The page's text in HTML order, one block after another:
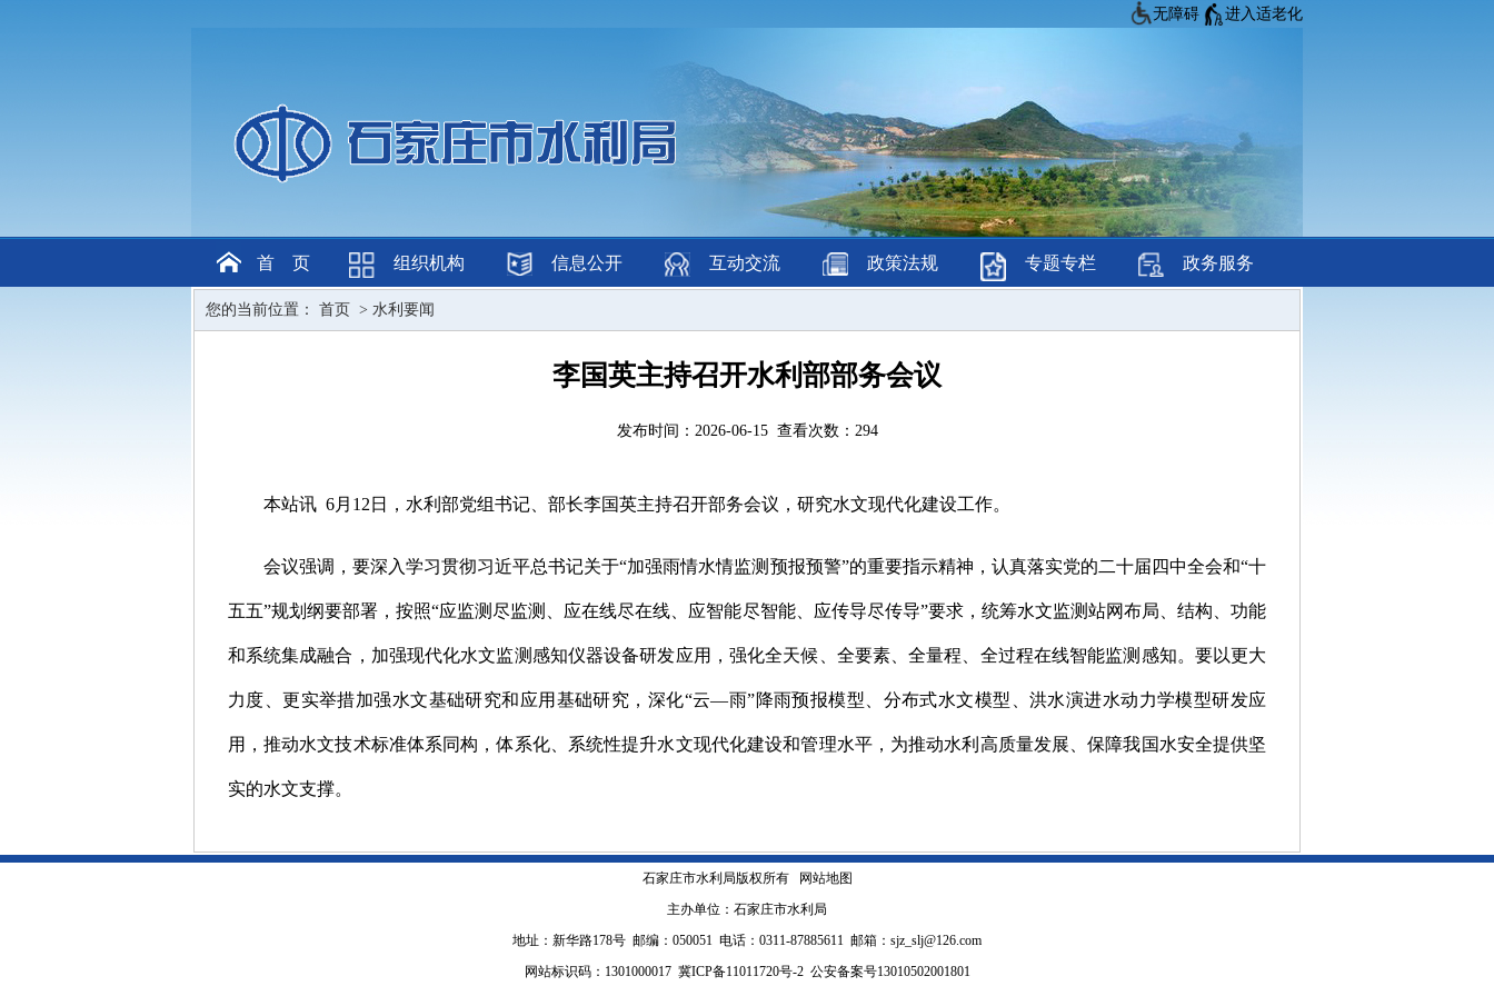
无障碍 进入适老化
首 页 组织机构 信息公开 互动交流 政策法规 专题专栏 政务服务
您的当前位置： 首页 > 水利要闻
李国英主持召开水利部部务会议
发布时间：2026-06-15 查看次数： 294
本站讯 6月12日，水利部党组书记、部长李国英主持召开部务会议，研究水文现代化建设工作。
会议强调，要深入学习贯彻习近平总书记关于“加强雨情水情监测预报预警”的重要指示精神，认真落实党的二十届四中全会和“十
五五”规划纲要部署，按照“应监测尽监测、应在线尽在线、应智能尽智能、应传导尽传导”要求，统筹水文监测站网布局、结构、功能
和系统集成融合，加强现代化水文监测感知仪器设备研发应用，强化全天候、全要素、全量程、全过程在线智能监测感知。要以更大
力度、更实举措加强水文基础研究和应用基础研究，深化“云—雨”降雨预报模型、分布式水文模型、洪水演进水动力学模型研发应
用，推动水文技术标准体系同构，体系化、系统性提升水文现代化建设和管理水平，为推动水利高质量发展、保障我国水安全提供坚
实的水文支撑。
石家庄市水利局版权所有
网站地图
主办单位：石家庄市水利局
地址：新华路178号 邮编：050051 电话：0311-87885611 邮箱：sjz_slj@126.com
网站标识码：1301000017 冀ICP备11011720号-2公安备案号13010502001801